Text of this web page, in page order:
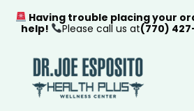
Having trouble placing your
help!
Please call us at(770)